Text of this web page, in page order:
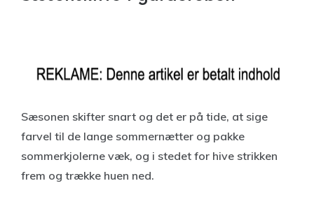
Sæsonen skifter snart og det er på tide, at sige
farvel til de lange sommernætter og pakke
sommerkjolerne væk, og i stedet for hive strikken
frem og trække huen ned.